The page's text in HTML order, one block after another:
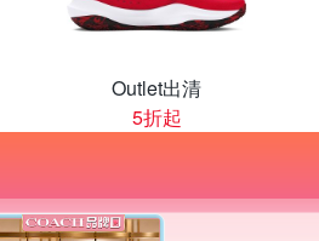
Outlet出清
5折起